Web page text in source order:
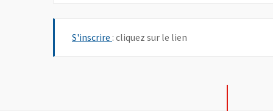
S'inscrire , Ouvre une nouvelle fenêtre
: cliquez sur le lien